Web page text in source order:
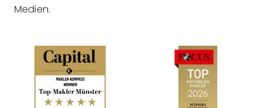
Medien.